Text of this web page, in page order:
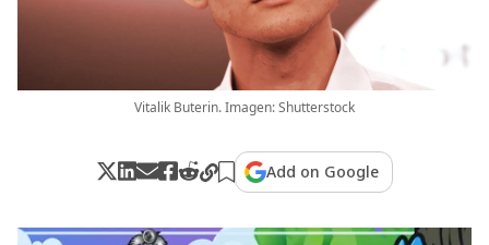
Vitalik Buterin. Imagen: Shutterstock
Add on Google